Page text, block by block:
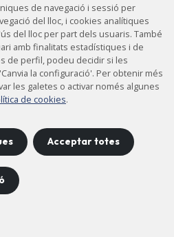
legal
de privacitat
del lloc
de navegació i sessió per
del lloc, i cookies analítiques
del lloc per part dels usuaris. També
amb finalitats estadístiques i de
de perfil, podeu decidir si les
la configuració'. Per obtenir més
les galetes o activar només algunes
de cookies.
Acceptar totes